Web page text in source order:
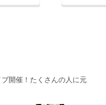
開催！たくさんの人に元